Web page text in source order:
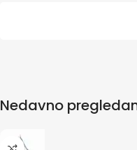
Nedavno